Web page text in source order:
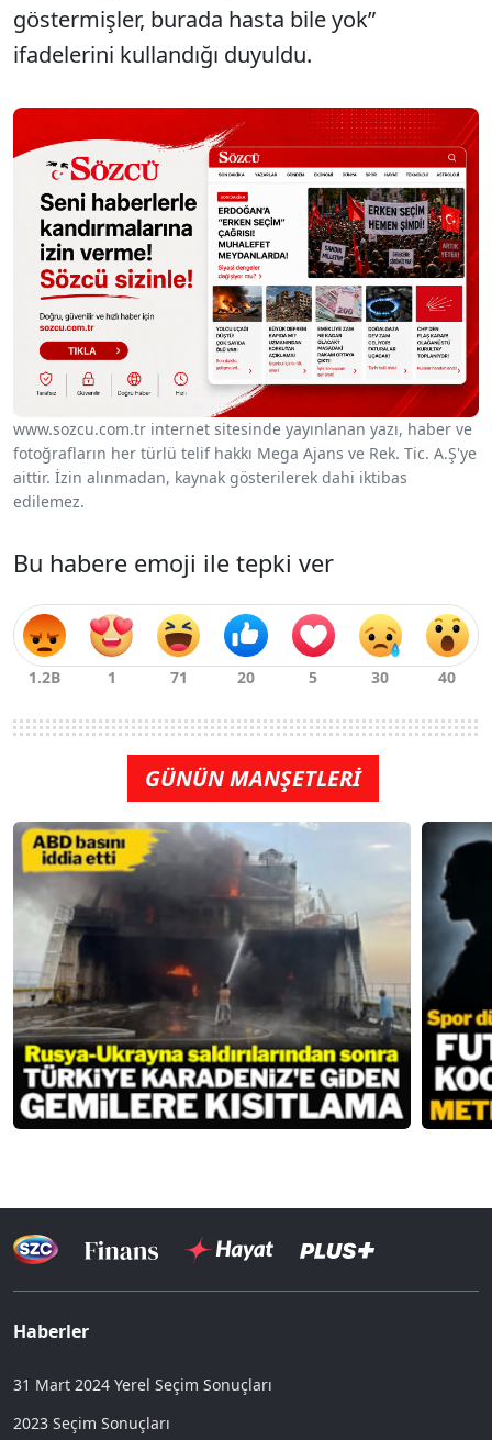
göstermişler, burada hasta bile yok”
ifadelerini kullandığı duyuldu.
www.sozcu.com.tr internet sitesinde yayınlanan yazı, haber ve
fotoğrafların her türlü telif hakkı Mega Ajans ve Rek. Tic. A.Ş'ye
aittir. İzin alınmadan, kaynak gösterilerek dahi iktibas
edilemez.
Bu habere emoji ile tepki ver
GÜNÜN MANŞETLERİ
Haberler
31 Mart 2024 Yerel Seçim Sonuçları
2023 Seçim Sonuçları